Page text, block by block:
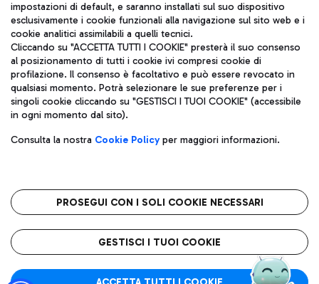
Pizza
Gelateria
Wine Bar & Sparkling
Autobus
Scopri le linee di autobus per raggiungere l'aeroporto
Leonardo Da Vinci.
Raggiungi l’aeroporto senza pensieri con il servizio di taxi a
Ristoranti
Scopri la nostra offerta per una pausa gustosa in aeroporto
Mappa Aeroporto Fiumicino
Aeroporti di Roma S.p.A. - Società soggetta a direzione e
coordinamento di Mundys S.p.A.
Codice fiscale e Registro delle Imprese di Roma 13032990155 P.
IVA 06572251004
Capitale sociale 62.224.743,00 int. vers.
Sede legale: Via Pier Paolo Racchetti 1 - 00054 Fiumicino (RM)
telefono +39 06 65951
Privacy policy
Note legali
Roma FCO
L'aeroporto stellato
impostazioni di default, e saranno installati sul suo dispositivo
esclusivamente i cookie funzionali alla navigazione sul sito web e i
cookie analitici assimilabili a quelli tecnici.
Cliccando su "ACCETTA TUTTI I COOKIE" presterà il suo consenso
al posizionamento di tutti i cookie ivi compresi cookie di
profilazione. Il consenso è facoltativo e può essere revocato in
qualsiasi momento. Potrà selezionare le sue preferenze per i
singoli cookie cliccando su "GESTISCI I TUOI COOKIE" (accessibile
in ogni momento dal sito).
Consulta la nostra Cookie Policyper maggiori informazioni.
PROSEGUI CON I SOLI COOKIE NECESSARI
GESTISCI I TUOI COOKIE